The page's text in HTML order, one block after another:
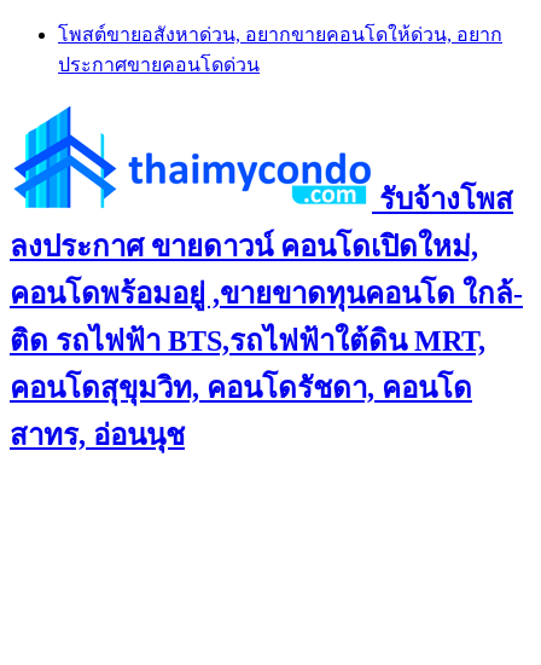
Skip
content
โพสต์ขายอสังหาด่วน, อยากขายคอนโดให้ด่วน, อยาก
ประกาศขายคอนโดด่วน
รับจ้างโพส
ลงประกาศ ขายดาวน์ คอนโดเปิดใหม่,
คอนโดพร้อมอยู่ ,ขายขาดทุนคอนโด ใกล้-
ติด รถไฟฟ้า BTS,รถไฟฟ้าใต้ดิน MRT,
คอนโดสุขุมวิท, คอนโดรัชดา, คอนโด
สาทร, อ่อนนุช